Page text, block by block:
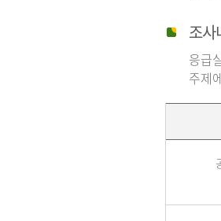
조사
응급
주제